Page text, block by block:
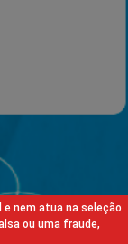
e nem atua na seleção
ou uma fraude,